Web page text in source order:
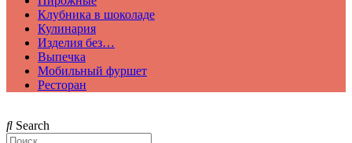
Клубника в шоколаде
Кулинария
Изделия без…
Выпечка
Мобильный фуршет
Ресторан
Search